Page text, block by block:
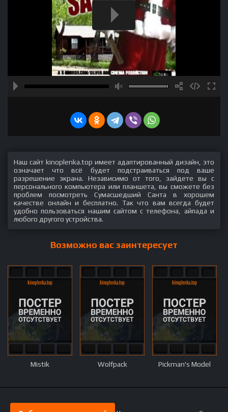
Наш сайт kinoplenka.top имеет адаптированный дизайн, это
означает что всё будет подстраиваться под ваше
разрешение экрана. Независимо от того, зайдете вы с
персонального компьютера или планшета, вы сможете без
проблем посмотреть Сумасшедший Санта в хорошем
качестве онлайн и бесплатно. Так что вам всегда будет
удобно пользоваться нашим сайтом с телефона, айпада и
любого другого устройства.
Возможно вас заинтересует
Mistik Wolfpack Pickman's Model